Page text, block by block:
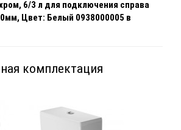
6/3 л для подключения справа
Цвет: Белый 0938000005 в
комплектация